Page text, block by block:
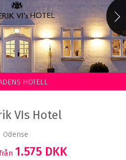
HOTELL
VIs Hotel
Odense
1.575 DKK